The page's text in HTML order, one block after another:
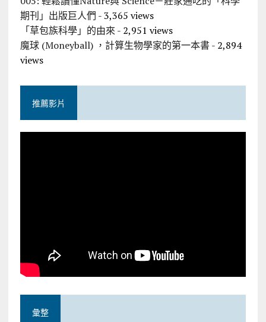
期刊」出版巨人們 - 3,365 views
「草包族科學」的由來 - 2,951 views
魔球 (Moneyball) ，計算生物學家的第一本書- 2,894
views
推薦影片
彙整